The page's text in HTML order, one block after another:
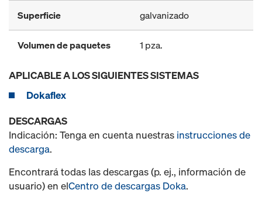
Superficie galvanizado
Volumen de paquetes 1 pza.
APLICABLE A LOS SIGUIENTES SISTEMAS
Dokaflex
DESCARGAS
Indicación: Tenga en cuenta nuestras instrucciones de
descarga.
Encontrará todas las descargas (p. ej., información de
usuario) en elCentro de descargas Doka.